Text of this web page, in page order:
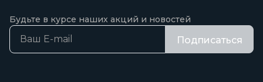
Будьте в курсе наших акций и новостей
Подписаться